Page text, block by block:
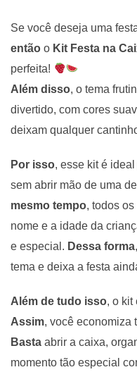
Se você deseja uma
então o Kit Festa na
perfeita!
Além disso, o tema
divertido, com cores
deixam qualquer
Por isso, esse kit é
sem abrir mão de uma
mesmo tempo, todos
nome e a idade da
e especial. Dessa forma
tema e deixa a festa
Além de tudo isso, o kit
Assim, você economiza
Basta abrir a caixa,
momento tão especial